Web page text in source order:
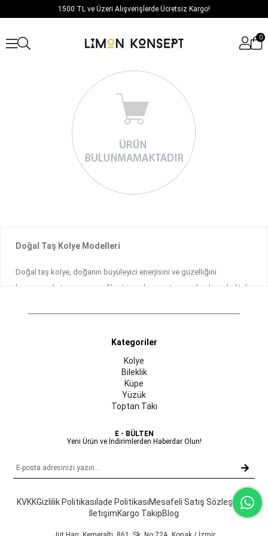
1500 TL ve Üzeri Alışverişlerde Ücretsiz Kargo!
0
Doğal Taş Kolye Modelleri
Doğal taş kolye, doğanın büyüleyici enerjisini ve güzelliğini
boynunuzda taşımanızı sağlar. Limonkonsept.com olarak, en kaliteli
koleksiyonumuzda, hem günlük kullanıma uygun sade tasarımlar
hem de özel günlerinize eşlik edecek göz alıcı modeller
iDoğal taşlar, yüzyıllardır enerji dengeleme ve şifa amaçlı
Her doğal taş, kendine has renk ve desenleriyle benzersizdir. Bu
parçadır. Doğal taşların doğal renkleri ve dokuları, her kolyeye eşsiz
enerji dengeleme ve ruhsal şifa için ideal olan kuvars kolyeler, stres
ve anksiyeteyi azaltmaya yardımcı ametist kolyeler ve sakinlik ve
huzur getiren akuamarin kolyeler kendiniz veya sevdikleriniz için hem
Kategoriler
Kolye
Bileklik
Küpe
Yüzük
Toptan Takı
E - BÜLTEN
Yeni Ürün ve İndirimlerden Haberdar Olun!
KVKKGizlilik Politikası İade PolitikasıMesafeli Satış Sözleşmesi
İletişimKargo TakipBlog